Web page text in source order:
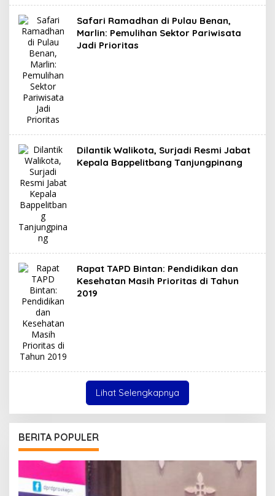
Safari Ramadhan di Pulau Benan,
Marlin: Pemulihan Sektor Pariwisata
Jadi Prioritas
Dilantik Walikota, Surjadi Resmi Jabat
Kepala Bappelitbang Tanjungpinang
Rapat TAPD Bintan: Pendidikan dan
Kesehatan Masih Prioritas di Tahun
2019
Lihat Selengkapnya
BERITA POPULER